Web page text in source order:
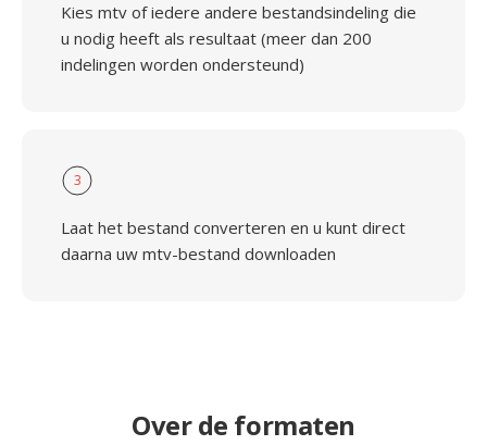
Kies mtv of iedere andere bestandsindeling die
u nodig heeft als resultaat (meer dan 200
indelingen worden ondersteund)
3
Laat het bestand converteren en u kunt direct
daarna uw mtv-bestand downloaden
Over de formaten